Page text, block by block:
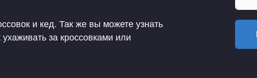
и кед. Так же вы можете узнать
за кроссовками или